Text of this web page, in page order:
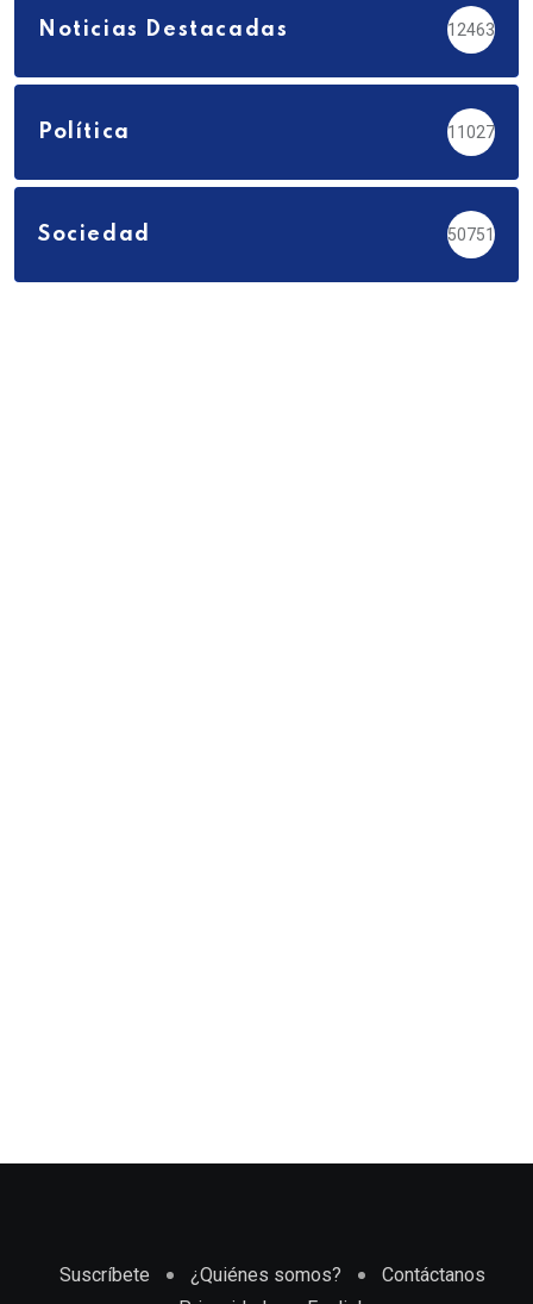
Noticias Destacadas 12463
Política 11027
Sociedad 50751
Suscríbete ¿Quiénes somos?
Contáctanos